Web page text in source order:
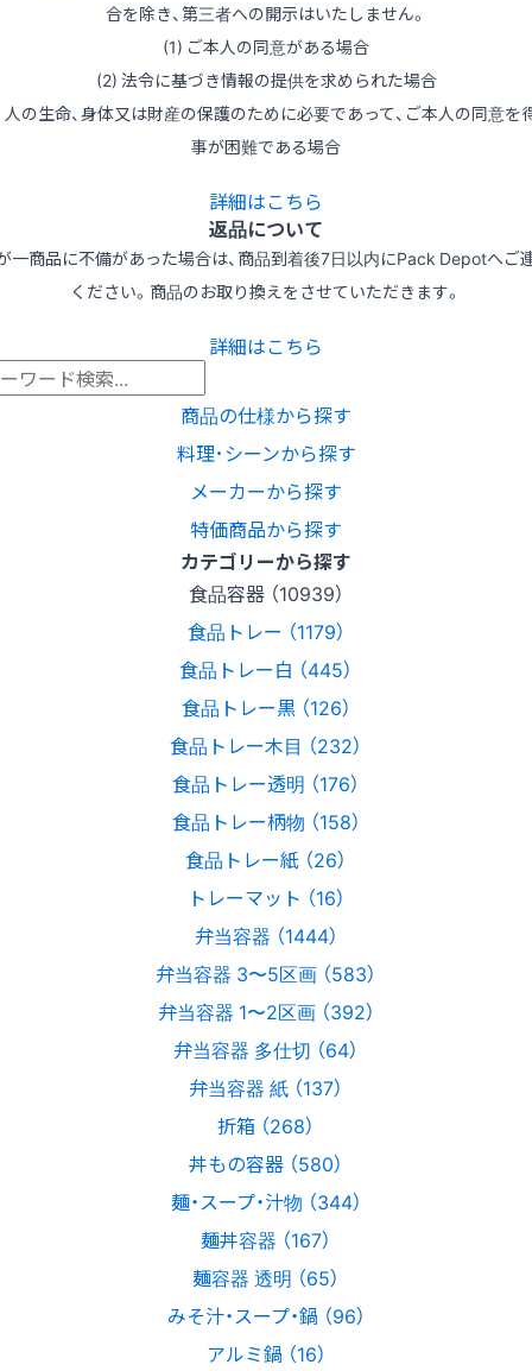
合を除き、第三者への開示はいたしません。
(1) ご本人の同意がある場合
(2) 法令に基づき情報の提供を求められた場合
の生命、身体又は財産の保護のために必要であって、ご本人の同意を
事が困難である場合
詳細はこちら
返品について
一商品に不備があった場合は、商品到着後7日以内にPack Depotへご
ください。商品のお取り換えをさせていただきます。
詳細はこちら
商品の仕様から探す
料理･シーンから探す
メーカーから探す
特価商品から探す
カテゴリーから探す
食品容器 （10939）
食品トレー （1179）
食品トレー白 （445）
食品トレー黒 （126）
食品トレー木目 （232）
食品トレー透明 （176）
食品トレー柄物 （158）
食品トレー紙 （26）
トレーマット （16）
弁当容器 （1444）
弁当容器 3〜5区画 （583）
弁当容器 1〜2区画 （392）
弁当容器 多仕切 （64）
弁当容器 紙 （137）
折箱 （268）
丼もの容器 （580）
麺・スープ・汁物 （344）
麺丼容器 （167）
麺容器 透明 （65）
みそ汁・スープ・鍋 （96）
アルミ鍋 （16）